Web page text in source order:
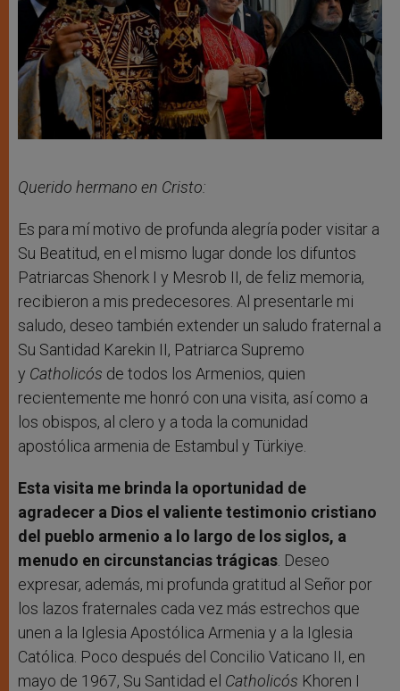
Querido hermano en Cristo:
Es para mí motivo de profunda alegría poder visitar a
Su Beatitud, en el mismo lugar donde los difuntos
Patriarcas Shenork I y Mesrob II, de feliz memoria,
recibieron a mis predecesores. Al presentarle mi
saludo, deseo también extender un saludo fraternal a
Su Santidad Karekin II, Patriarca Supremo
y Catholicós de todos los Armenios, quien
recientemente me honró con una visita, así como a
los obispos, al clero y a toda la comunidad
apostólica armenia de Estambul y Türkiye.
Esta visita me brinda la oportunidad de
agradecer a Dios el valiente testimonio cristiano
del pueblo armenio a lo largo de los siglos, a
menudo en circunstancias trágicas . Deseo
expresar, además, mi profunda gratitud al Señor por
los lazos fraternales cada vez más estrechos que
unen a la Iglesia Apostólica Armenia y a la Iglesia
Católica. Poco después del Concilio Vaticano II, en
mayo de 1967, Su Santidad el Catholicós Khoren I